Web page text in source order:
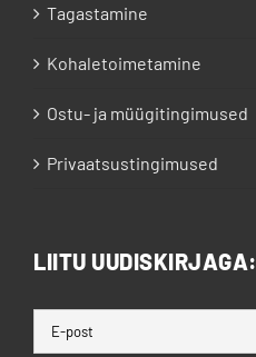
Tagastamine
Kohaletoimetamine
Ostu- ja müügitingimused
Privaatsustingimused
LIITU UUDISKIRJAGA: